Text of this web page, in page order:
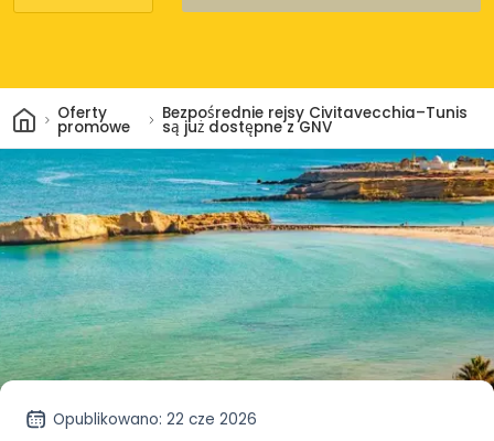
DomOferty
promowe
Bezpośrednie rejsy Civitavecchia–Tunis
są już dostępne z GNV
Opublikowano: 22 cze 2026